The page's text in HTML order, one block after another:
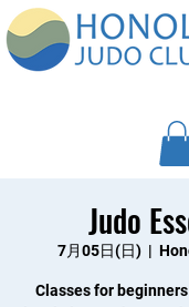
Judo
7月05日(日)
  |
Classes for